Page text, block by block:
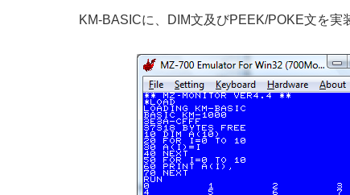
KM-BASICに、DIM文及びPEEK/POKE文を実